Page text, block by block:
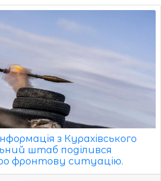
з Курахівського
штаб поділився
фронтову ситуацію.